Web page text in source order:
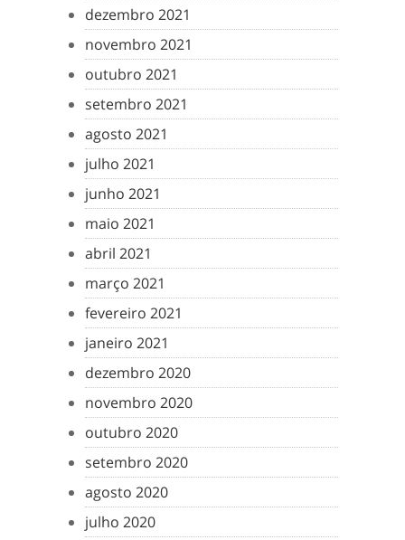
dezembro 2021
novembro 2021
outubro 2021
setembro 2021
agosto 2021
julho 2021
junho 2021
maio 2021
abril 2021
março 2021
fevereiro 2021
janeiro 2021
dezembro 2020
novembro 2020
outubro 2020
setembro 2020
agosto 2020
julho 2020